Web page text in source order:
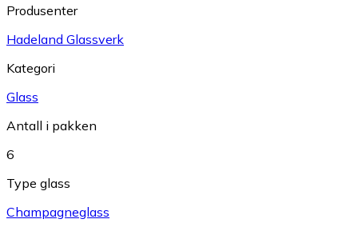
Produsenter
Hadeland Glassverk
Kategori
Glass
Antall i pakken
6
Type glass
Champagneglass